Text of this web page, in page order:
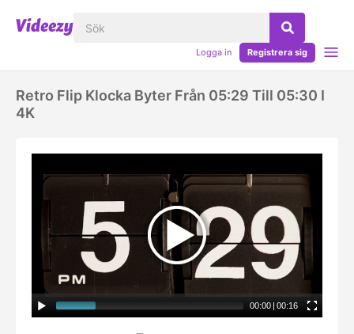
Logga in Registrera sig
Retro Flip Klocka Byter Från 05:29 Till 05:30 I
4K
00:00 | 00:16